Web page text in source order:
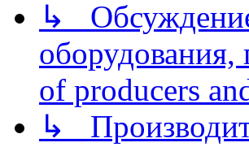
↳ Обсуждение
of producers
↳